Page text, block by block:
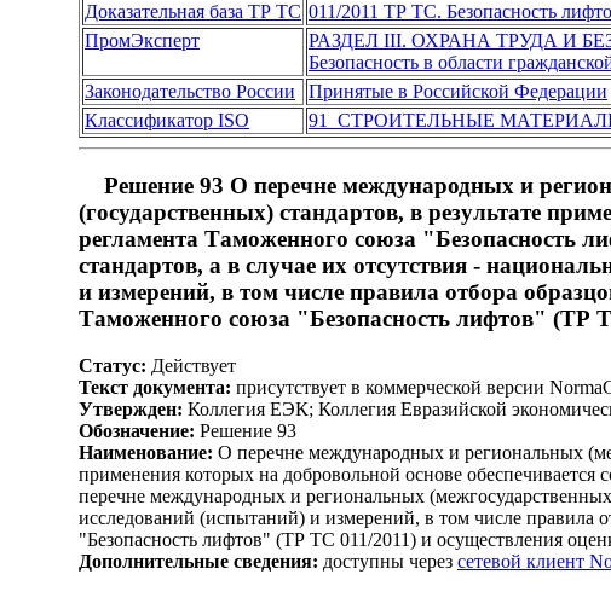
Доказательная база ТР ТС 011/2011 ТР ТС. Безопасность
ПромЭксперт
РАЗДЕЛ III. ОХРАНА ТРУДА И
Безопасность в области
Законодательство России
Принятые в Российской Федерации
Классификатор ISO
91 СТРОИТЕЛЬНЫЕ
Решение 93 О перечне международных и
(государственных) стандартов, в результате
регламента Таможенного союза "Безопасность
стандартов, а в случае их отсутствия -
и измерений, в том числе правила отбора
Таможенного союза "Безопасность лифтов" (ТР
Статус: Действует
Текст документа: присутствует в коммерческой версии
Утвержден: Коллегия ЕЭК; Коллегия Евразийской
Обозначение: Решение 93
Наименование: О перечне международных и региональных
применения которых на добровольной основе
перечне международных и региональных
исследований (испытаний) и измерений, в том числе правила
"Безопасность лифтов" (ТР ТС 011/2011) и осуществления
Дополнительные сведения: доступны через сетевой клиент